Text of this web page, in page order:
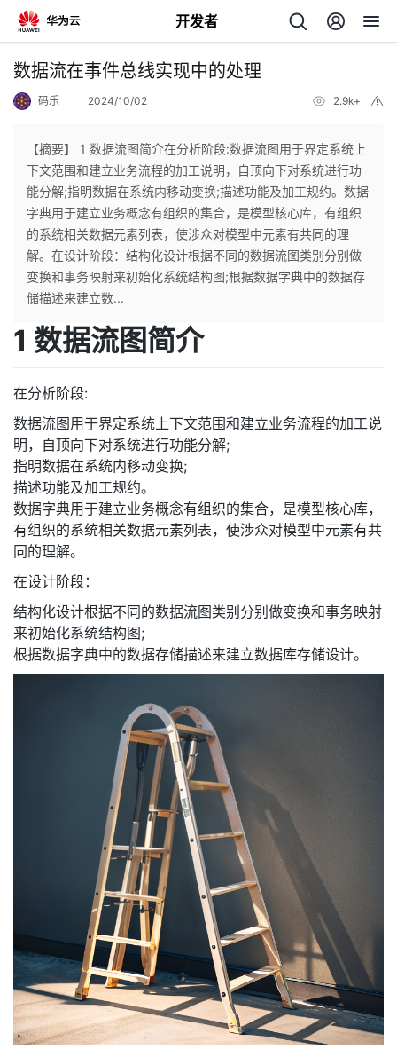
开发者
返
个
人
主
页
我
的
开
发
者
我
的
博
我
的
坛
我
圈
的
我
堂
我
我
的
我
数据流在事件总线实现中的处理
码乐 2024/10/02 2.9k+
【摘要】 1 数据流图简介在分析阶段:数据流图用于界定系统上
下文范围和建立业务流程的加工说明，自顶向下对系统进行功
能分解;指明数据在系统内移动变换;描述功能及加工规约。数据
字典用于建立业务概念有组织的集合，是模型核心库，有组织
的系统相关数据元素列表，使涉众对模型中元素有共同的理
解。在设计阶段：结构化设计根据不同的数据流图类别分别做
变换和事务映射来初始化系统结构图;根据数据字典中的数据存
储描述来建立数...
1 数据流图简介
在分析阶段:
数据流图用于界定系统上下文范围和建立业务流程的加工说
明，自顶向下对系统进行功能分解;
指明数据在系统内移动变换;
描述功能及加工规约。
数据字典用于建立业务概念有组织的集合，是模型核心库，
有组织的系统相关数据元素列表，使涉众对模型中元素有共
同的理解。
在设计阶段：
结构化设计根据不同的数据流图类别分别做变换和事务映射
来初始化系统结构图;
根据数据字典中的数据存储描述来建立数据库存储设计。